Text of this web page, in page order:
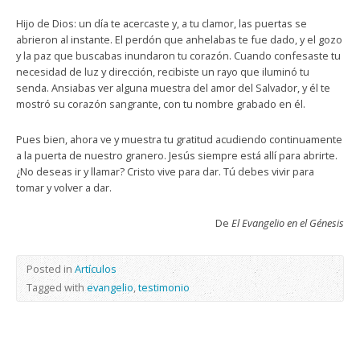
Hijo de Dios: un día te acercaste y, a tu clamor, las puertas se
abrieron al instante. El perdón que anhelabas te fue dado, y el gozo
y la paz que buscabas inundaron tu corazón. Cuando confesaste tu
necesidad de luz y dirección, recibiste un rayo que iluminó tu
senda. Ansiabas ver alguna muestra del amor del Salvador, y él te
mostró su corazón sangrante, con tu nombre grabado en él.
Pues bien, ahora ve y muestra tu gratitud acudiendo continuamente
a la puerta de nuestro granero. Jesús siempre está allí para abrirte.
¿No deseas ir y llamar? Cristo vive para dar. Tú debes vivir para
tomar y volver a dar.
De El Evangelio en el Génesis
Posted in Artículos
Tagged withevangelio,testimonio